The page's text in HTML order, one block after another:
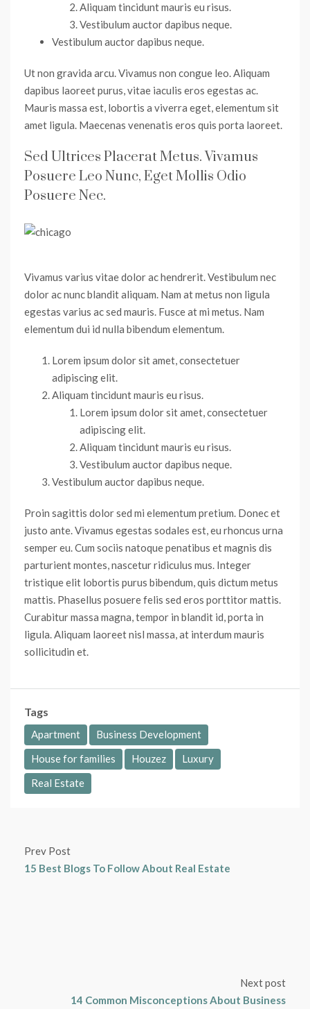
Aliquam tincidunt mauris eu risus.
Vestibulum auctor dapibus neque.
Vestibulum auctor dapibus neque.
Ut non gravida arcu. Vivamus non congue leo. Aliquam
dapibus laoreet purus, vitae iaculis eros egestas ac.
Mauris massa est, lobortis a viverra eget, elementum sit
amet ligula. Maecenas venenatis eros quis porta laoreet.
Sed Ultrices Placerat Metus. Vivamus
Posuere Leo Nunc, Eget Mollis Odio
Posuere Nec.
Vivamus varius vitae dolor ac hendrerit. Vestibulum nec
dolor ac nunc blandit aliquam. Nam at metus non ligula
egestas varius ac sed mauris. Fusce at mi metus. Nam
elementum dui id nulla bibendum elementum.
Lorem ipsum dolor sit amet, consectetuer
adipiscing elit.
Aliquam tincidunt mauris eu risus.
Lorem ipsum dolor sit amet, consectetuer
adipiscing elit.
Aliquam tincidunt mauris eu risus.
Vestibulum auctor dapibus neque.
Vestibulum auctor dapibus neque.
Proin sagittis dolor sed mi elementum pretium. Donec et
justo ante. Vivamus egestas sodales est, eu rhoncus urna
semper eu. Cum sociis natoque penatibus et magnis dis
parturient montes, nascetur ridiculus mus. Integer
tristique elit lobortis purus bibendum, quis dictum metus
mattis. Phasellus posuere felis sed eros porttitor mattis.
Curabitur massa magna, tempor in blandit id, porta in
ligula. Aliquam laoreet nisl massa, at interdum mauris
sollicitudin et.
Tags
Apartment
Business Development
House for families
Houzez
Luxury
Real Estate
Prev Post
15 Best Blogs To Follow About Real Estate
Next post
14 Common Misconceptions About Business